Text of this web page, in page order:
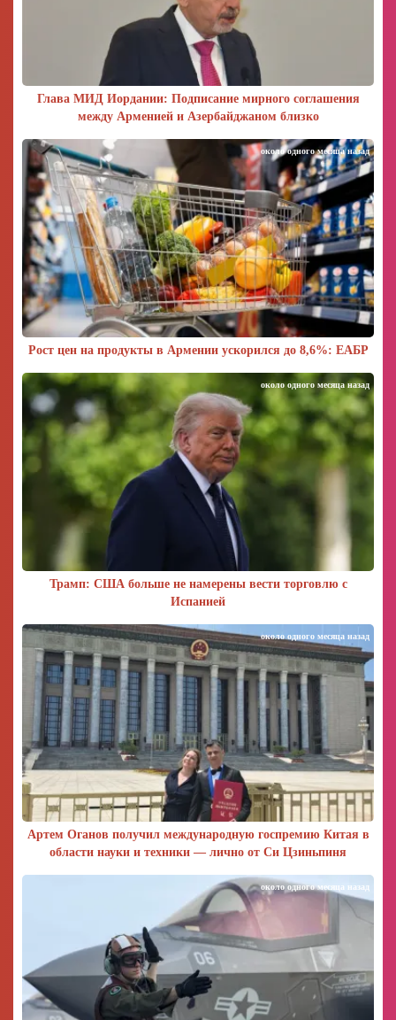
Глава МИД Иордании: Подписание мирного соглашения
между Арменией и Азербайджаном близко
Рост цен на продукты в Армении ускорился до 8,6%: ЕАБР
около одного месяца назад
Трамп: США больше не намерены вести торговлю с
Испанией
около одного месяца назад
Артем Оганов получил международную госпремию Китая в
области науки и техники — лично от Си Цзиньпиня
около одного месяца назад
около одного месяца назад